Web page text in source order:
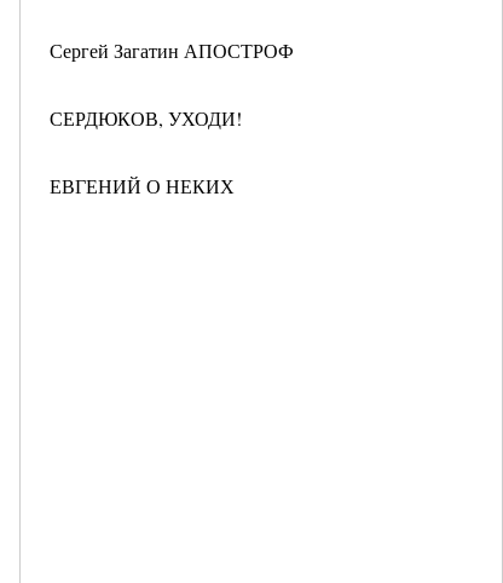
Сергей Загатин АПОСТРОФ
СЕРДЮКОВ, УХОДИ!
ЕВГЕНИЙ О НЕКИХ